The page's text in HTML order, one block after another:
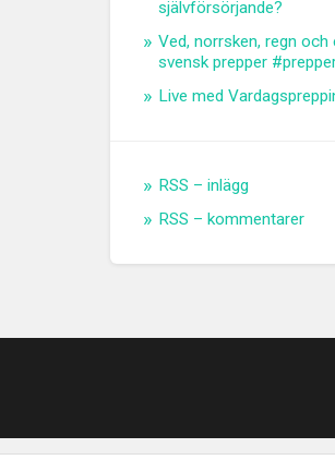
självförsörjande?
Ved, norrsken, regn och
svensk prepper
Live med
RSS – inlägg
RSS – kommentarer